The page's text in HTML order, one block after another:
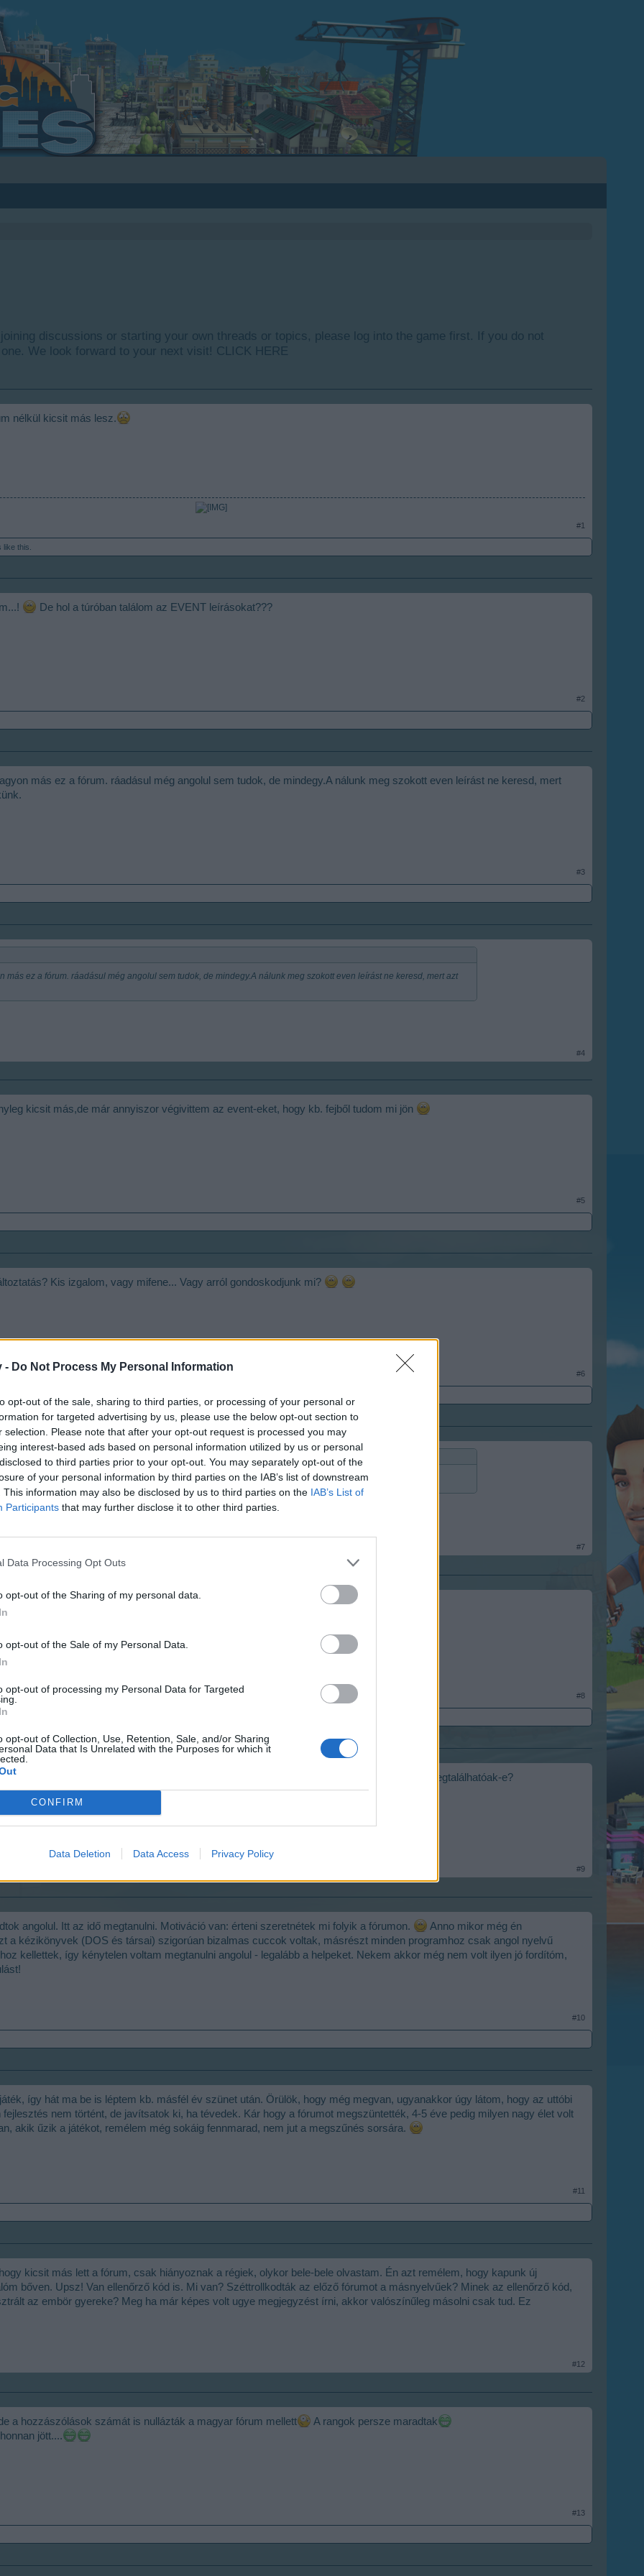
- Do Not Process My Personal Information
opt-out of the sale, sharing to third parties, or processing of your personal or
for targeted advertising by us, please use the below opt-out section to
selection. Please note that after your opt-out request is processed you may
interest-based ads based on personal information utilized by us or personal
to third parties prior to your opt-out. You may separately opt-out of the
of your personal information by third parties on the IAB’s list of downstream
This information may also be disclosed by us to third parties on the IAB’s List of
Participants that may further disclose it to other third parties.
Data Processing Opt Outs
opt-out of the Sharing of my personal data.
opt-out of the Sale of my Personal Data.
opt-out of processing my Personal Data for Targeted
opt-out of Collection, Use, Retention, Sale, and/or Sharing
Data that Is Unrelated with the Purposes for which it
CONFIRM
Data Deletion Data Access Privacy Policy
discussions or starting your own threads or topics, please log into the game first. If you do not
We look forward to your next visit! CLICK HERE
nélkül kicsit más lesz.
#1
like this.
De hol a túróban találom az EVENT leírásokat???
#2
más ez a fórum. ráadásul még angolul sem tudok, de mindegy.A nálunk meg szokott even leírást ne keresd, mert
#3
más ez a fórum. ráadásul még angolul sem tudok, de mindegy.A nálunk meg szokott even leírást ne keresd, mert azt
#4
kicsit más,de már annyiszor végivittem az event-eket, hogy kb. fejből tudom mi jön
#5
Kis izgalom, vagy mifene... Vagy arról gondoskodjunk mi?
#6
Kis izgalom, vagy mifene... Vagy arról gondoskodjunk mi?
hogy mikor zárják le véglegesen az egész játékot. Nagyon afelé tendálunk.
#7
is jelentkezem
tud angolul itt nyugodtan kérdezhet, szerintem kapni is fog választ
#8
a régi fórumot törölték-e vagy csak archiválták? Esetleg a régi tartalmak (pl. eventek) megtalálhatóak-e?
#9
angolul. Itt az idő megtanulni. Motiváció van: érteni szeretnétek mi folyik a fórumon.
Anno mikor még én
a kézikönyvek (DOS és társai) szigorúan bizalmas cuccok voltak, másrészt minden programhoz csak angol nyelvű
kellettek, így kénytelen voltam megtanulni angolul - legalább a helpeket. Nekem akkor még nem volt ilyen jó fordítóm,
#10
így hát ma be is léptem kb. másfél év szünet után. Örülök, hogy még megvan, ugyanakkor úgy látom, hogy az uttóbi
nem történt, de javítsatok ki, ha tévedek. Kár hogy a fórumot megszüntették, 4-5 éve pedig milyen nagy élet volt
akik űzik a játékot, remélem még sokáig fennmarad, nem jut a megszűnés sorsára.
#11
kicsit más lett a fórum, csak hiányoznak a régiek, olykor bele-bele olvastam. Én azt remélem, hogy kapunk új
bőven. Upsz! Van ellenőrző kód is. Mi van? Széttrollkodták az előző fórumot a másnyelvűek? Minek az ellenőrző kód,
az embör gyereke? Meg ha már képes volt ugye megjegyzést írni, akkor valószínűleg másolni csak tud. Ez
#12
a hozzászólások számát is nullázták a magyar fórum mellett
A rangok persze maradtak
jött....
#13